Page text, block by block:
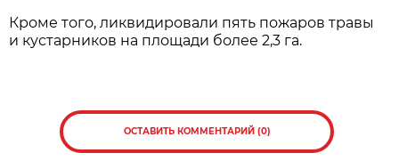
Кроме того, ликвидировали пять пожаров травы
и кустарников на площади более 2,3 га.
ОСТАВИТЬ КОММЕНТАРИЙ (0)